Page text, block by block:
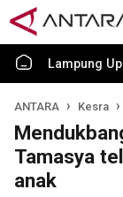
Lampung
ANTARA Kesra
Tamasya
anak